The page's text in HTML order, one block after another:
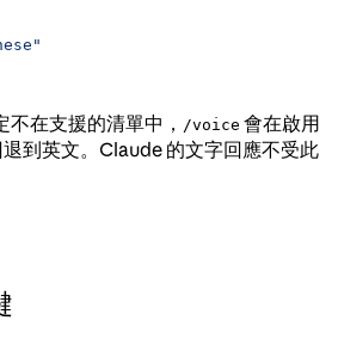
不在支援的清單中， /voice 會在啟用
到英文。Claude 的文字回應不受此